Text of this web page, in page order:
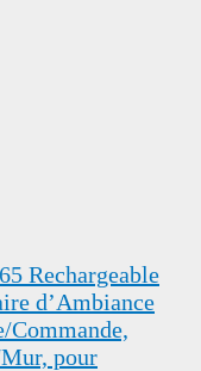
Rechargeable
d’Ambiance
Commande,
pour